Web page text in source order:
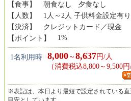
【食事】
朝食なし 夕食なし
【人数】
1人～2人 子供料金設定有り
【決済】
クレジットカード／現金
【ポイント】
1%
1名利用時 8,000～8,637円/人
（消費税込8,800～9,500円/
※表記は、本日より最短で設定されている